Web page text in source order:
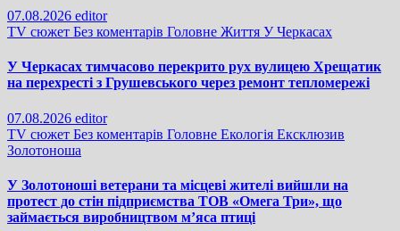
07.08.2026 editor
TV сюжет Без коментарів Головне Життя У Черкасах
У Черкасах тимчасово перекрито рух вулицею Хрещатик
на перехресті з Грушевського через ремонт тепломережі
07.08.2026 editor
TV сюжет Без коментарів Головне Екологія Ексклюзив
Золотоноша
У Золотоноші ветерани та місцеві жителі вийшли на
протест до стін підприємства ТОВ «Омега Три», що
займається виробництвом м’яса птиці